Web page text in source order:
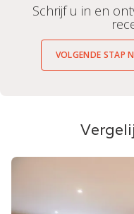
Schrijf u in en
VOLGENDE STAP